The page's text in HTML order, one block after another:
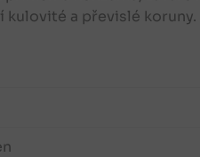
kulovité a převislé koruny.